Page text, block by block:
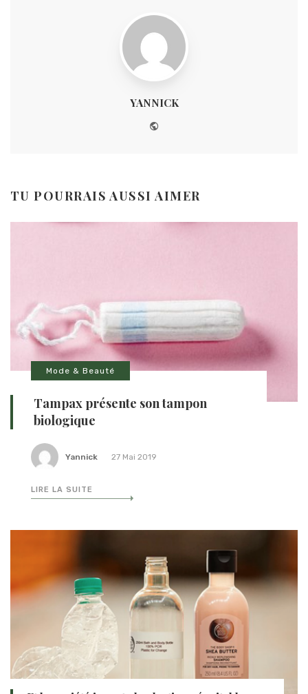
YANNICK
TU POURRAIS AUSSI AIMER
Mode & Beauté
Tampax présente son tampon
biologique
Yannick 27 Mai 2019
LIRE LA SUITE